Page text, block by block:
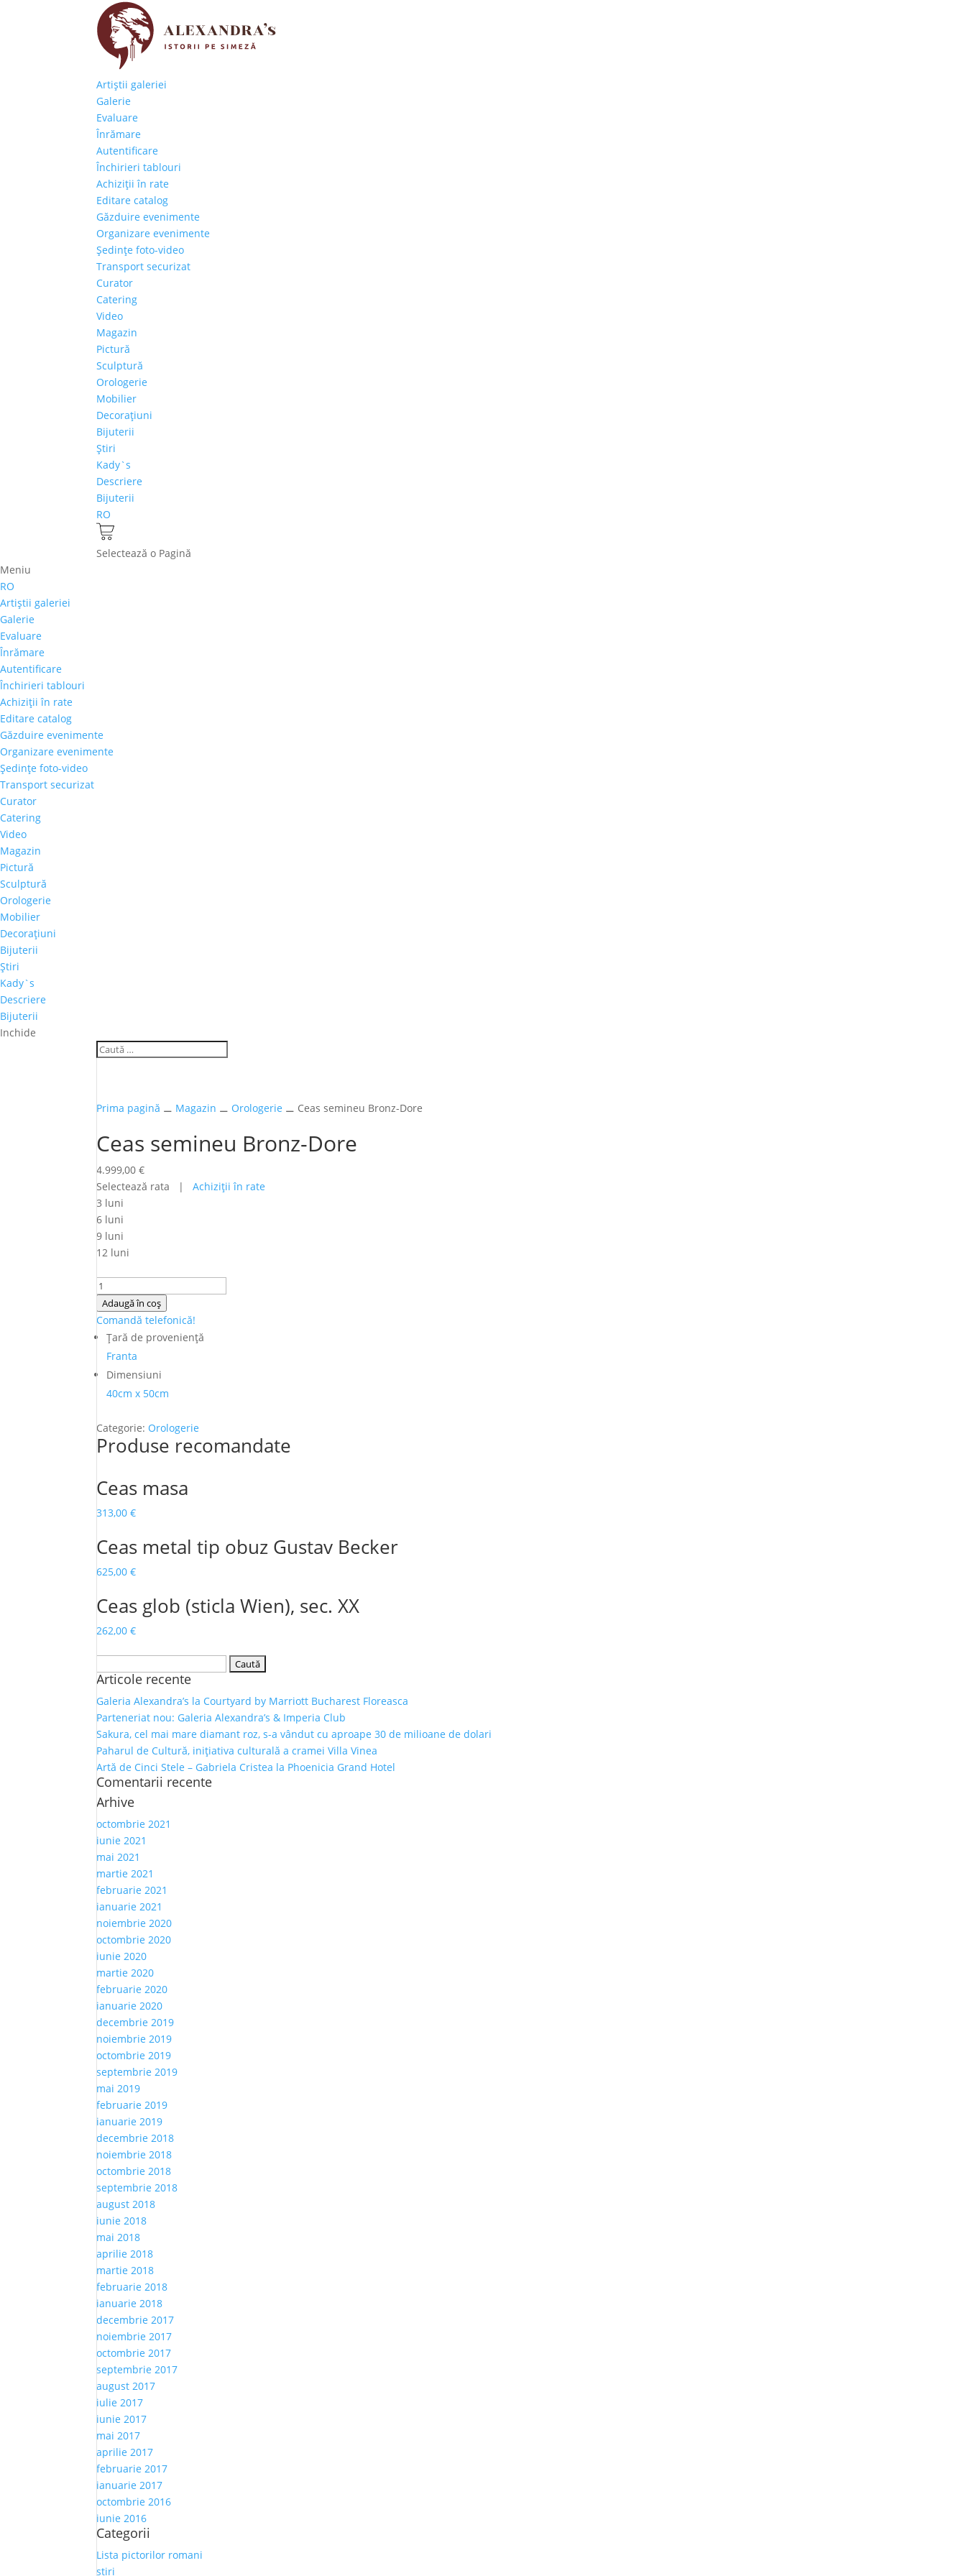
Artiştii galeriei
Galerie
Evaluare
Înrămare
Autentificare
Închirieri tablouri
Achiziţii în rate
Editare catalog
Găzduire evenimente
Organizare evenimente
Şedinţe foto-video
Transport securizat
Curator
Catering
Video
Magazin
Pictură
Sculptură
Orologerie
Mobilier
Decoraţiuni
Bijuterii
Ştiri
Kady`s
Descriere
Bijuterii
RO
Selectează o Pagină
Meniu
RO
Artiştii galeriei
Galerie
Evaluare
Înrămare
Autentificare
Închirieri tablouri
Achiziţii în rate
Editare catalog
Găzduire evenimente
Organizare evenimente
Şedinţe foto-video
Transport securizat
Curator
Catering
Video
Magazin
Pictură
Sculptură
Orologerie
Mobilier
Decoraţiuni
Bijuterii
Ştiri
Kady`s
Descriere
Bijuterii
Inchide
Prima pagină ⚊ Magazin ⚊ Orologerie ⚊ Ceas semineu Bronz-Dore
Ceas semineu Bronz-Dore
4.999,00€
Selectează rata |Achiziţii în rate
3 luni
6 luni
9 luni
12 luni
Cantitate
Ceas
semineu
Bronz-
Dore
Adaugă în coș
Comandă telefonică!
Ţară de provenienţă
Franta
Dimensiuni
40cm x 50cm
Categorie: Orologerie
Produse recomandate
Ceas masa
313,00€
Ceas metal tip obuz Gustav Becker
625,00€
Ceas glob (sticla Wien), sec. XX
262,00€
după:
Articole recente
Galeria Alexandra’s la Courtyard by Marriott Bucharest Floreasca
Parteneriat nou: Galeria Alexandra’s & Imperia Club
Sakura, cel mai mare diamant roz, s-a vândut cu aproape 30 de milioane de dolari
Paharul de Cultură, inițiativa culturală a cramei Villa Vinea
Artă de Cinci Stele – Gabriela Cristea la Phoenicia Grand Hotel
Comentarii recente
Arhive
octombrie 2021
iunie 2021
mai 2021
martie 2021
februarie 2021
ianuarie 2021
noiembrie 2020
octombrie 2020
iunie 2020
martie 2020
februarie 2020
ianuarie 2020
decembrie 2019
noiembrie 2019
octombrie 2019
septembrie 2019
mai 2019
februarie 2019
ianuarie 2019
decembrie 2018
noiembrie 2018
octombrie 2018
septembrie 2018
august 2018
iunie 2018
mai 2018
aprilie 2018
martie 2018
februarie 2018
ianuarie 2018
decembrie 2017
noiembrie 2017
octombrie 2017
septembrie 2017
august 2017
iulie 2017
iunie 2017
mai 2017
aprilie 2017
februarie 2017
ianuarie 2017
octombrie 2016
iunie 2016
Categorii
Lista pictorilor romani
stiri